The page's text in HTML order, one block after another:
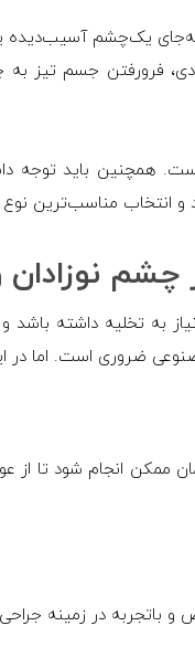
یک‌چشم آسیب‌دیده
فرورفتن جسم تیز
همچنین باید توجه
و انتخاب مناسب‌ترین
چشم
به تخلیه داشته باشد
ضروری است. اما در
ممکن انجام شود تا از
در زمینه